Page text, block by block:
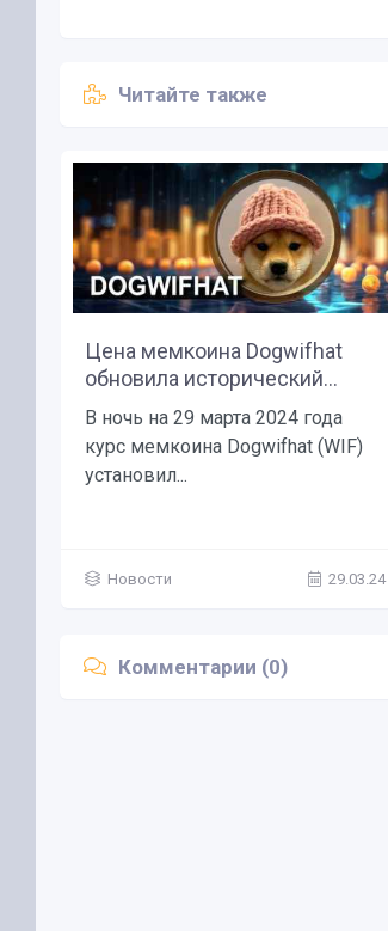
Читайте также
Цена мемкоина Dogwifhat
обновила исторический...
В ночь на 29 марта 2024 года
курс мемкоина Dogwifhat (WIF)
установил...
Новости 29.03.24
Комментарии (0)